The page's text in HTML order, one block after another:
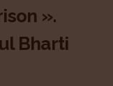
».
Bharti